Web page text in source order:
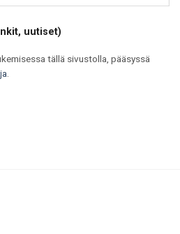
uutiset)
tällä sivustolla, pääsyssä
.